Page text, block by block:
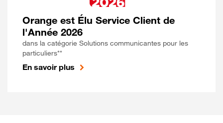
Orange est Élu Service Client de
l'Année 2026
dans la catégorie Solutions communicantes pour les
particuliers**
En savoir plus